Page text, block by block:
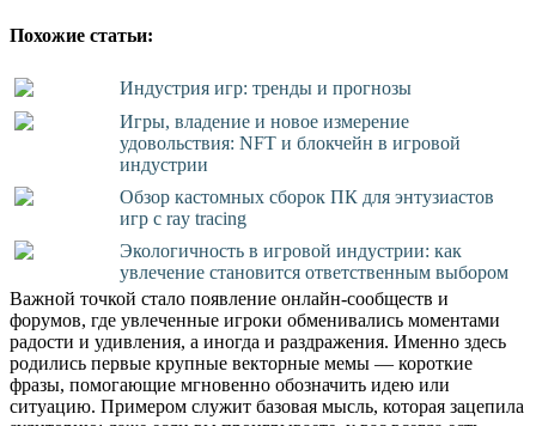
Похожие статьи:
Индустрия игр: тренды и прогнозы
Игры, владение и новое измерение
удовольствия: NFT и блокчейн в игровой
индустрии
Обзор кастомных сборок ПК для энтузиастов
игр с ray tracing
Экологичность в игровой индустрии: как
увлечение становится ответственным выбором
Важной точкой стало появление онлайн-сообществ и
форумов, где увлеченные игроки обменивались моментами
радости и удивления, а иногда и раздражения. Именно здесь
родились первые крупные векторные мемы — короткие
фразы, помогающие мгновенно обозначить идею или
ситуацию. Примером служит базовая мысль, которая зацепила